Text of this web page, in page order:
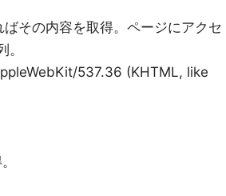
その内容を取得。ページにアクセ
537.36 (KHTML, like